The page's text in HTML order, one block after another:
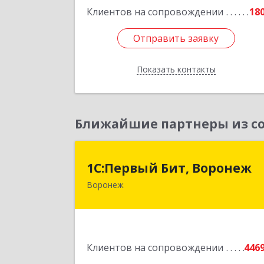
Клиентов на сопровождении
Отправить заявку
Показать контакты
Отправить заявку
Назад
Ближайшие партнеры из
1С:Первый Бит, Воронеж
Воронеж
Клиентов на сопровождении
1С:Первый Бит, Воронеж
394006, Воронежская обл, Воронеж г,